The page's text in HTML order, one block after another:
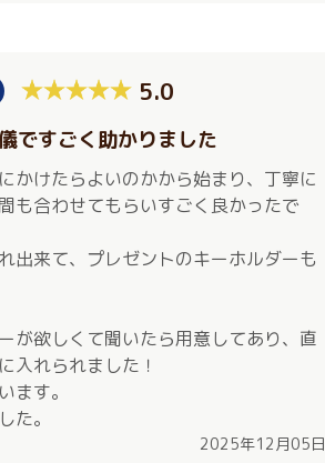
5.0
ですごく助かりました
かけたらよいのかから始まり、丁寧に
も合わせてもらいすごく良かったで
出来て、プレゼントのキーホルダーも
が欲しくて聞いたら用意してあり、直
入れられました！
ます。
た。
2025年12月05日